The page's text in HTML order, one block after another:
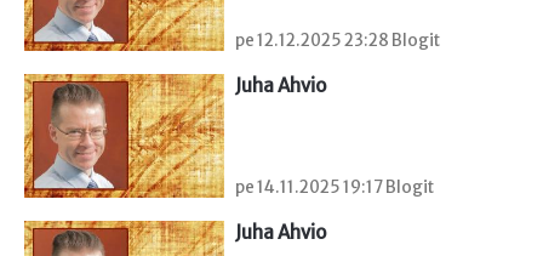
pe 12.12.2025 23:28 Blogit
Juha Ahvio
pe 14.11.2025 19:17 Blogit
Juha Ahvio